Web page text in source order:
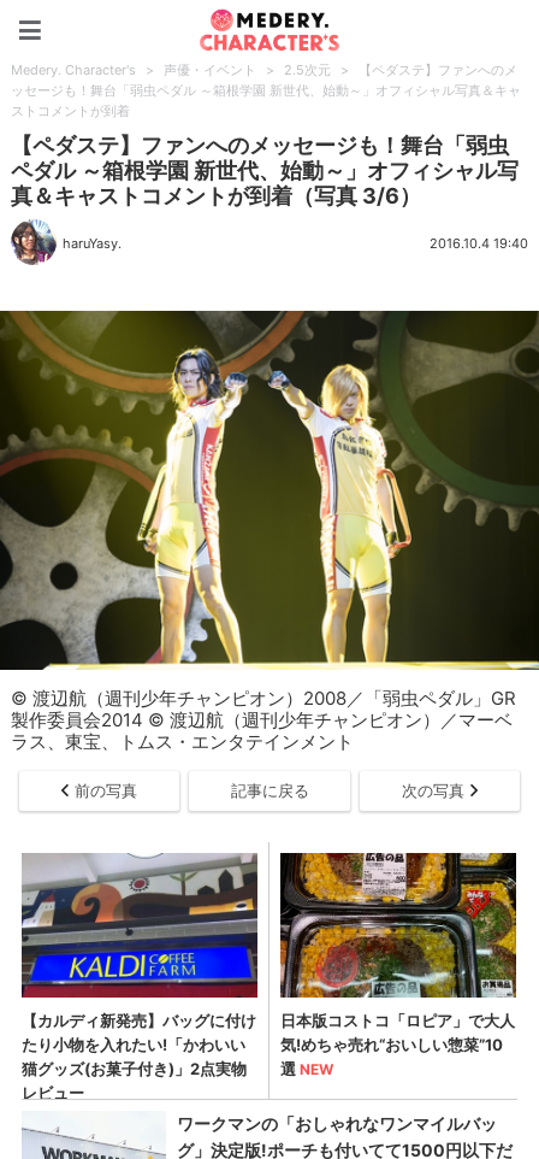
Medery. Character's > 声優・イベント > 2.5次元 >
【ペダステ】ファンへのメ
ッセージも！舞台「弱虫ペダル ～箱根学園 新世代、始動～」オフィシャル写真＆キャ
ストコメントが到着
【ペダステ】ファンへのメッセージも！舞台「弱虫
ペダル ～箱根学園 新世代、始動～」オフィシャル写
真＆キャストコメントが到着（写真 3/6）
haruYasy. 2016.10.4 19:40
© 渡辺航（週刊少年チャンピオン）2008／「弱虫ペダル」GR
製作委員会2014 © 渡辺航（週刊少年チャンピオン）／マーベ
ラス、東宝、トムス・エンタテインメント
前の写真 記事に戻る 次の写真